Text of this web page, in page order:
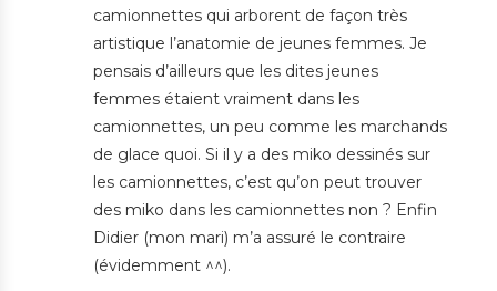
camionnettes qui arborent de façon très
artistique l’anatomie de jeunes femmes. Je
pensais d’ailleurs que les dites jeunes
femmes étaient vraiment dans les
camionnettes, un peu comme les marchands
de glace quoi. Si il y a des miko dessinés sur
les camionnettes, c’est qu’on peut trouver
des miko dans les camionnettes non ? Enfin
Didier (mon mari) m’a assuré le contraire
(évidemment ^^).